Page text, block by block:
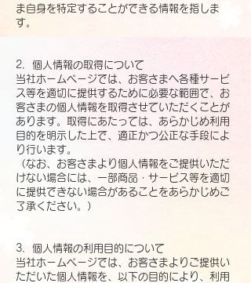
ま自身を特定することができる情報を指しま
す。
2．個人情報の取得について
当社ホームページでは、お客さまへ各種サービ
ス等を適切に提供するために必要な範囲で、お
客さまの個人情報を取得させていただくことが
あります。取得にあたっては、あらかじめ利用
目的を明示した上で、適正かつ公正な手段によ
り行います。
（なお、お客さまより個人情報をご提供いただ
けない場合には、一部商品・サービス等を適切
に提供できない場合があることをあらかじめご
了承ください。）
3．個人情報の利用目的について
当社ホームページでは、お客さまよりご提供い
ただいた個人情報を、以下の目的により、利用